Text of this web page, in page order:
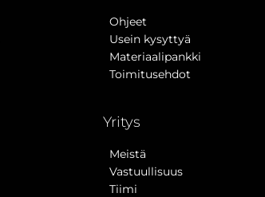
Ohjeet
Usein kysyttyä
Materiaalipankki
Toimitusehdot
Yritys
Meistä
Vastuullisuus
Tiimi